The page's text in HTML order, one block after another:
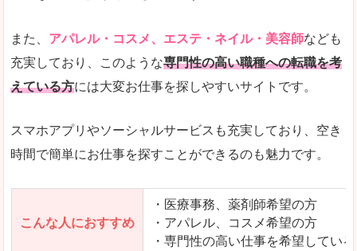
また、 アパレル・コスメ、エステ・ネイル・美容師なども
充実しており、このような専門性の高い職種への転職を考
えている方には大変お仕事を探しやすいサイトです。
スマホアプリやソーシャルサービスも充実しており、空き
時間で簡単にお仕事を探すことができるのも魅力です。
こんな人におすすめ
・医療事務、薬剤師希望の方
・アパレル、コスメ希望の方
・専門性の高い仕事を希望してい